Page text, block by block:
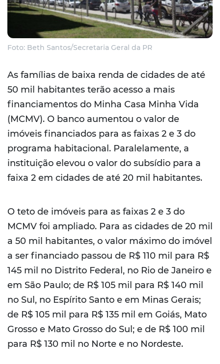
Foto: Beth Santos/Secretaria Geral da PR
As famílias de baixa renda de cidades de até
50 mil habitantes terão acesso a mais
financiamentos do Minha Casa Minha Vida
(MCMV). O banco aumentou o valor de
imóveis financiados para as faixas 2 e 3 do
programa habitacional. Paralelamente, a
instituição elevou o valor do subsídio para a
faixa 2 em cidades de até 20 mil habitantes.
O teto de imóveis para as faixas 2 e 3 do
MCMV foi ampliado. Para as cidades de 20 mil
a 50 mil habitantes, o valor máximo do imóvel
a ser financiado passou de R$ 110 mil para R$
145 mil no Distrito Federal, no Rio de Janeiro e
em São Paulo; de R$ 105 mil para R$ 140 mil
no Sul, no Espírito Santo e em Minas Gerais;
de R$ 105 mil para R$ 135 mil em Goiás, Mato
Grosso e Mato Grosso do Sul; e de R$ 100 mil
para R$ 130 mil no Norte e no Nordeste.